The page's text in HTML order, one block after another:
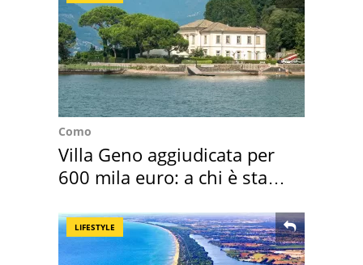
Como
Villa Geno aggiudicata per
600 mila euro: a chi è stata
LIFESTYLE